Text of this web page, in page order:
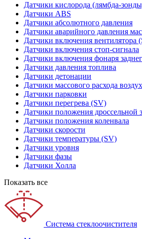
Датчики кислорода (лямбда-
Датчики ABS
Датчики абсолютного давления
Датчики аварийного давления
Датчики включения вентилятора
Датчики включения стоп-сигнала
Датчики включения фонаря
Датчики давления топлива
Датчики детонации
Датчики массового расхода
Датчики парковки
Датчики перегрева (SV)
Датчики положения дроссельной
Датчики положения коленвала
Датчики скорости
Датчики температуры (SV)
Датчики уровня
Датчики фазы
Датчики Холла
Показать все
Система стеклоочистителя